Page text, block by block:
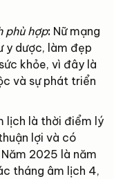
phù hợp: Nữ mạng
y dược, làm đẹp
khỏe, vì đây là
và sự phát triển
lịch là thời điểm lý
lợi và có
2025 là năm
tháng âm lịch 4,